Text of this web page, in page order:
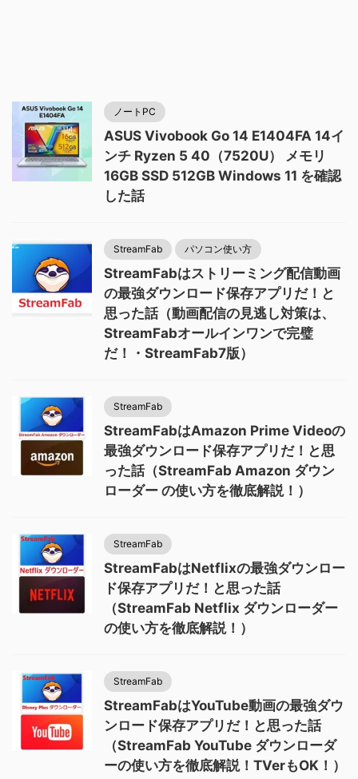
ノートPC
ASUS Vivobook Go 14 E1404FA 14イ
ンチ Ryzen 5 40（7520U） メモリ
16GB SSD 512GB Windows 11 を確認
した話
StreamFab パソコン使い方
StreamFabはストリーミング配信動画
の最強ダウンロード保存アプリだ！と
思った話（動画配信の見逃し対策は、
StreamFabオールインワンで完璧
だ！・StreamFab7版）
StreamFab
StreamFabはAmazon Prime Videoの
最強ダウンロード保存アプリだ！と思
った話（StreamFab Amazon ダウン
ローダー の使い方を徹底解説！）
StreamFab
StreamFabはNetflixの最強ダウンロー
ド保存アプリだ！と思った話
（StreamFab Netflix ダウンローダー
の使い方を徹底解説！）
StreamFab
StreamFabはYouTube動画の最強ダウ
ンロード保存アプリだ！と思った話
（StreamFab YouTube ダウンローダ
ーの使い方を徹底解説！TVerもOK！）